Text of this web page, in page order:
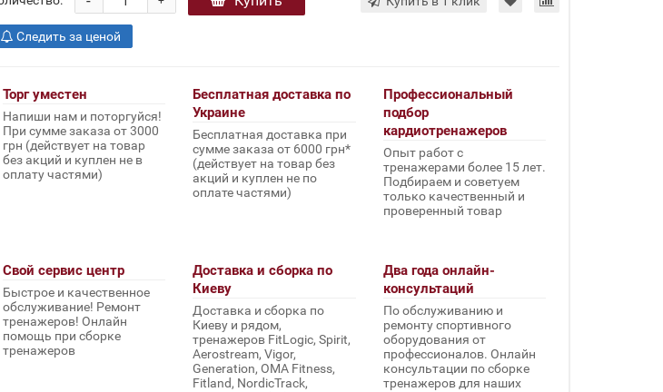
Следить за ценой
Торг уместен
Напиши нам и поторгуйся!
При сумме заказа от 3000
грн (действует на товар
без акций и куплен не в
оплату частями)
Бесплатная доставка по
Украине
Бесплатная доставка при
сумме заказа от 6000 грн*
(действует на товар без
акций и куплен не по
оплате частями)
Профессиональный
подбор
кардиотренажеров
Опыт работ с
тренажерами более 15 лет.
Подбираем и советуем
только качественный и
проверенный товар
Свой сервис центр
Быстрое и качественное
обслуживание! Ремонт
тренажеров! Онлайн
помощь при сборке
тренажеров
Доставка и сборка по
Киеву
Доставка и сборка по
Киеву и рядом,
тренажеров FitLogic, Spirit,
Aerostream, Vigor,
Generation, OMA Fitness,
Fitland, NordicTrack,
Два года онлайн-
консультаций
По обслуживанию и
ремонту спортивного
оборудования от
профессионалов. Онлайн
консультации по сборке
тренажеров для наших